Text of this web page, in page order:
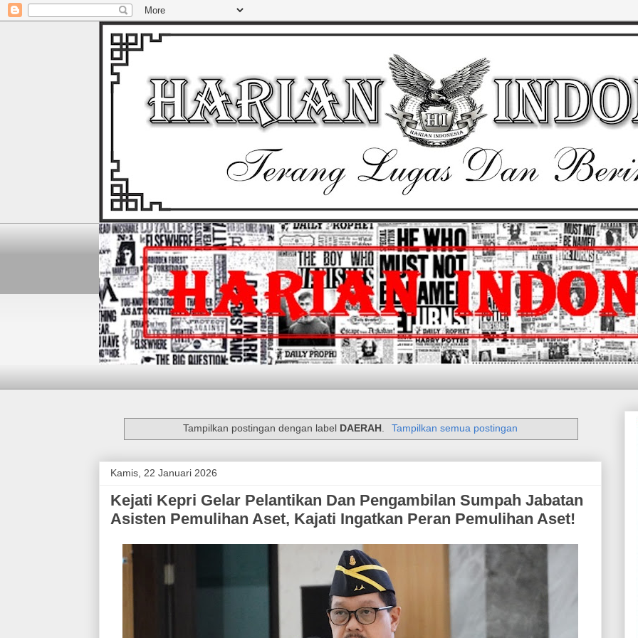
Tampilkan postingan dengan label DAERAH. Tampilkan semua postingan
Kamis, 22 Januari 2026
Kejati Kepri Gelar Pelantikan Dan Pengambilan Sumpah Jabatan
Asisten Pemulihan Aset, Kajati Ingatkan Peran Pemulihan Aset!